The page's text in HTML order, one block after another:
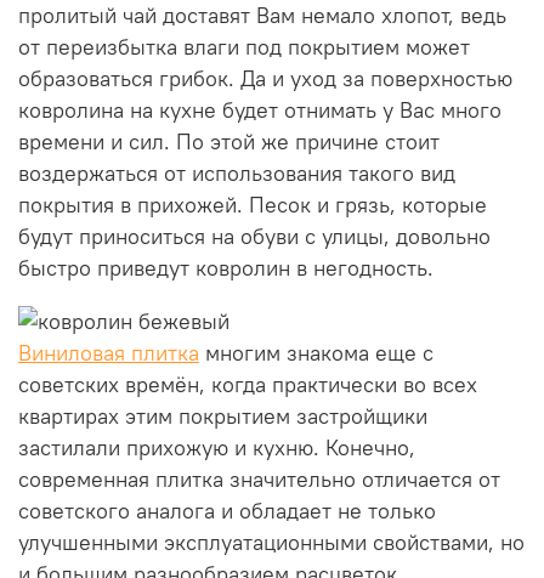
пролитый чай доставят Вам немало хлопот, ведь
от переизбытка влаги под покрытием может
образоваться грибок. Да и уход за поверхностью
ковролина на кухне будет отнимать у Вас много
времени и сил. По этой же причине стоит
воздержаться от использования такого вид
покрытия в прихожей. Песок и грязь, которые
будут приноситься на обуви с улицы, довольно
быстро приведут ковролин в негодность.
Виниловая плитка многим знакома еще с
советских времён, когда практически во всех
квартирах этим покрытием застройщики
застилали прихожую и кухню. Конечно,
современная плитка значительно отличается от
советского аналога и обладает не только
улучшенными эксплуатационными свойствами, но